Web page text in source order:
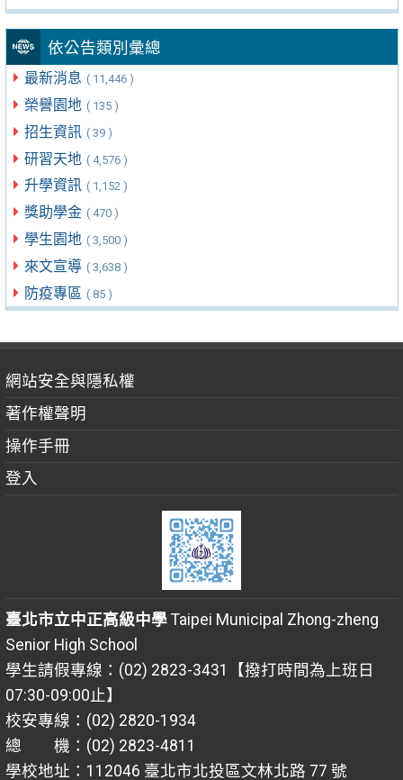
依公告類別彙總
最新消息 ( 11,446 )
榮譽園地 ( 135 )
招生資訊 ( 39 )
研習天地 ( 4,576 )
升學資訊 ( 1,152 )
獎助學金 ( 470 )
學生園地 ( 3,500 )
來文宣導 ( 3,638 )
防疫專區 ( 85 )
網站安全與隱私權
著作權聲明
操作手冊
登入
臺北市立中正高級中學Taipei Municipal Zhong-zheng
Senior High School
學生請假專線：(02) 2823-3431【撥打時間為上班日
07:30-09:00止】
校安專線：(02) 2820-1934
總 機：(02) 2823-4811
學校地址：112046 臺北市北投區文林北路 77 號